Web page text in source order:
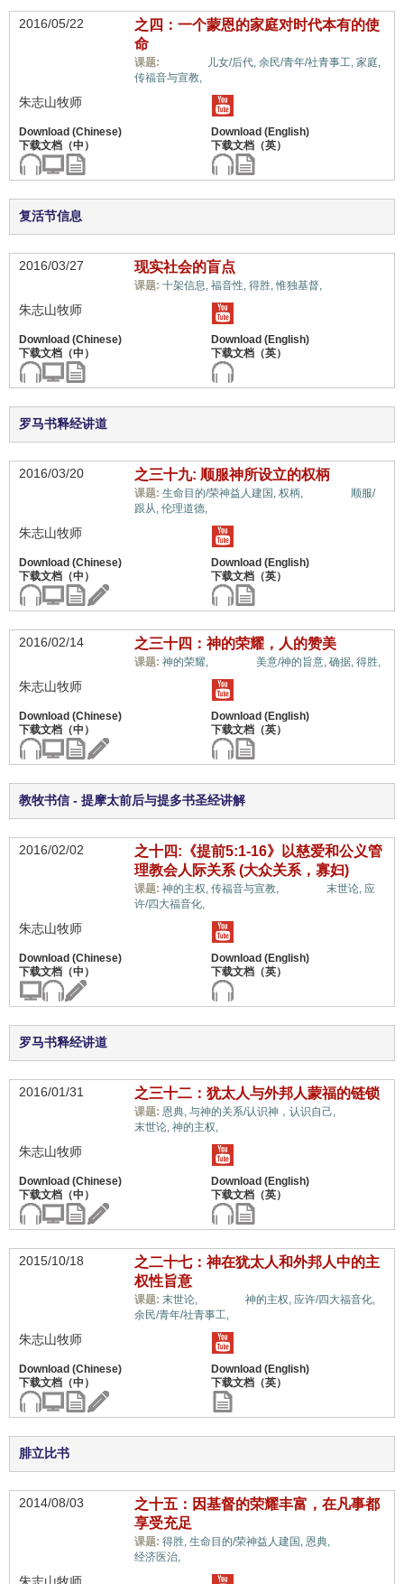
2016/05/22
之四：一个蒙恩的家庭对时代本有的使
命
课题: 儿女/后代, 余民/青年/社青事工, 家庭,
传福音与宣教,
朱志山牧师
复活节信息
2016/03/27 现实社会的盲点
课题: 十架信息, 福音性, 得胜,惟独基督,
朱志山牧师
罗马书释经讲道
2016/03/20 之三十九: 顺服神所设立的权柄
课题: 生命目的/荣神益人建国, 权柄,
顺服/
跟从, 伦理道德,
朱志山牧师
2016/02/14 之三十四：神的荣耀，人的赞美
课题: 神的荣耀, 美意/神的旨意, 确据, 得胜,
朱志山牧师
教牧书信 - 提摩太前后与提多书圣经讲解
2016/02/02
之十四:《提前5:1-16》以慈爱和公义管
理教会人际关系 (大众关系，寡妇)
课题: 神的主权, 传福音与宣教, 末世论, 应
许/四大福音化,
朱志山牧师
罗马书释经讲道
2016/01/31 之三十二：犹太人与外邦人蒙福的链锁
课题: 恩典, 与神的关系/认识神，认识自己,
末世论, 神的主权,
朱志山牧师
2015/10/18
之二十七：神在犹太人和外邦人中的主
权性旨意
课题: 末世论, 神的主权, 应许/四大福音化,
余民/青年/社青事工,
朱志山牧师
腓立比书
2014/08/03
之十五：因基督的荣耀丰富，在凡事都
享受充足
课题: 得胜, 生命目的/荣神益人建国, 恩典,
经济医治,